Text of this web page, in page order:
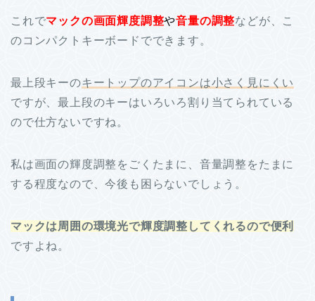
これでマックの画面輝度調整や音量の調整などが、こ
のコンパクトキーボードでできます。
最上段キーのキートップのアイコンは小さく見にくい
ですが、最上段のキーはいろいろ割り当てられている
ので仕方ないですね。
私は画面の輝度調整をごくたまに、音量調整をたまに
する程度なので、今後も困らないでしょう。
マックは周囲の環境光で輝度調整してくれるので便利
ですよね。